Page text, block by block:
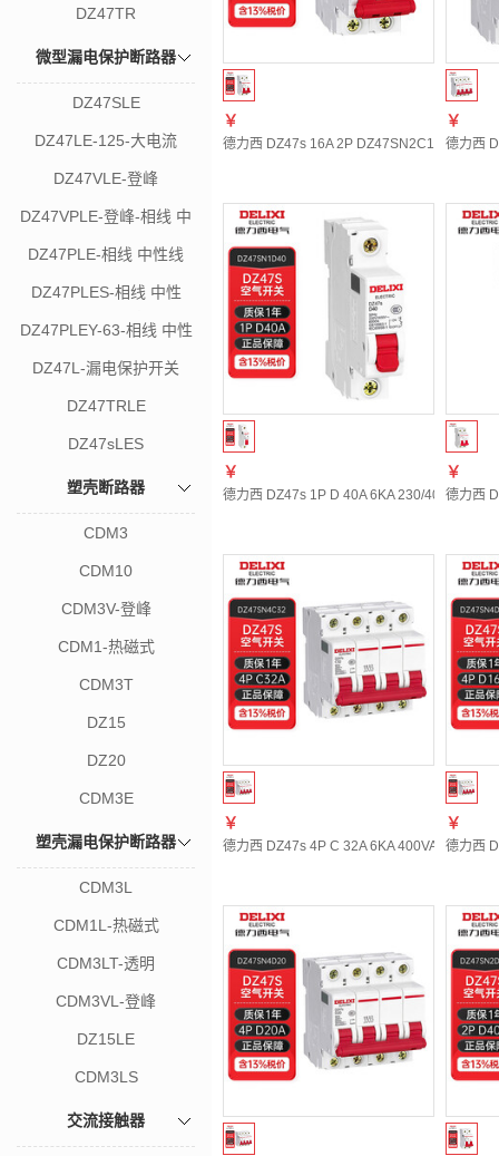
DZ47TR
微型漏电保护断路器
DZ47SLE
DZ47LE-125-大电流
DZ47VLE-登峰
DZ47VPLE-登峰-相线 中
性线
DZ47PLE-相线 中性线
DZ47PLES-相线 中性
线-18mm宽
DZ47PLEY-63-相线 中性
线
DZ47L-漏电保护开关
DZ47TRLE
DZ47sLES
塑壳断路器
CDM3
CDM10
CDM3V-登峰
CDM1-热磁式
CDM3T
DZ15
DZ20
CDM3E
塑壳漏电保护断路器
CDM3L
CDM1L-热磁式
CDM3LT-透明
CDM3VL-登峰
DZ15LE
CDM3LS
交流接触器
￥
德力西 DZ47s 16A 2P DZ47SN2C16 微型断
￥
德力西
￥
德力西 DZ47s 1P D 40A 6KA 230/400VAC
￥
德力西
￥
德力西 DZ47s 4P C 32A 6KA 400VAC
￥
德力西